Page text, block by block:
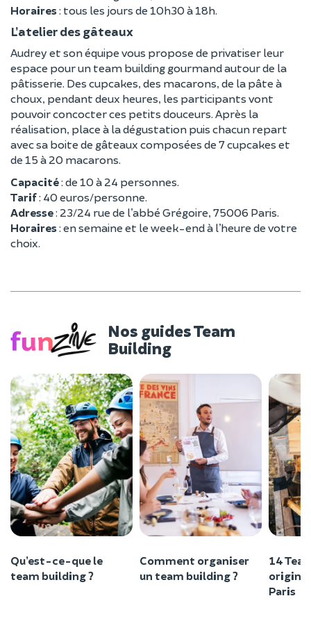
Horaires: tous les jours de 10h30 à 18h.
L’atelier des gâteaux
Audrey et son équipe vous propose de privatiser leur
espace pour un team building gourmand autour de la
pâtisserie. Des cupcakes, des macarons, de la pâte à
choux, pendant deux heures, les participants vont
pouvoir concocter ces petits douceurs. Après la
réalisation, place à la dégustation puis chacun repart
avec sa boite de gâteaux composées de 7 cupcakes et
de 15 à 20 macarons.
Capacité: de 10 à 24 personnes.
Tarif: 40 euros/personne.
Adresse: 23/24 rue de l’abbé Grégoire, 75006 Paris.
Horaires: en semaine et le week-end à l’heure de votre
choix.
Nos guides Team
Building
Qu’est-ce-que le
team building ?
Comment organiser
un team building ?
14
Paris